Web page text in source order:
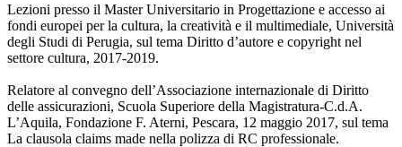
Lezioni presso il Master Universitario in Progettazione e accesso ai
fondi europei per la cultura, la creatività e il multimediale, Università
degli Studi di Perugia, sul tema Diritto d’autore e copyright nel
settore cultura, 2017-2019.
Relatore al convegno dell’Associazione internazionale di Diritto
delle assicurazioni, Scuola Superiore della Magistratura-C.d.A.
L’Aquila, Fondazione F. Aterni, Pescara, 12 maggio 2017, sul tema
La clausola claims made nella polizza di RC professionale.